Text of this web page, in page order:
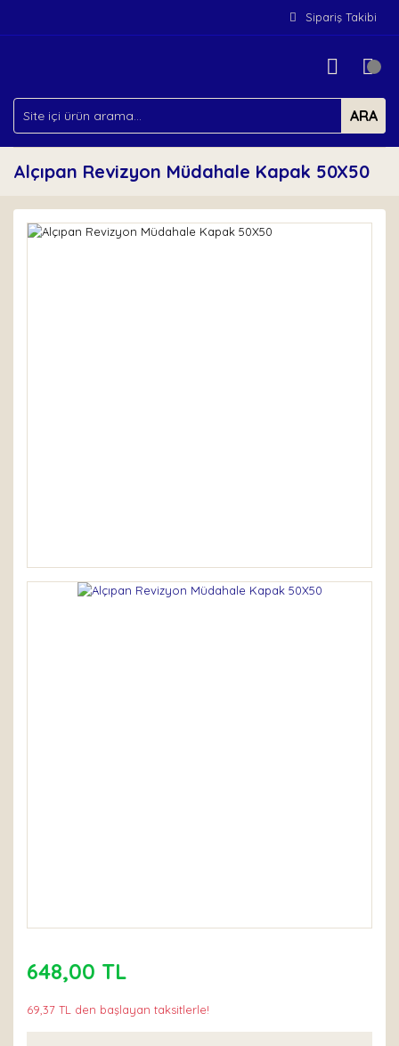
Sipariş Takibi
ARA
Alçıpan Revizyon Müdahale Kapak 50X50
648,00 TL
69,37 TL den başlayan taksitlerle!